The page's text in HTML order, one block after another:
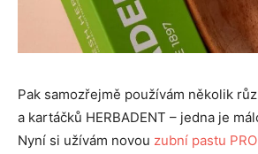
Pak samozřejmě používám několik
a kartáčků HERBADENT – jedna je
Nyní si užívám novou zubní pastu